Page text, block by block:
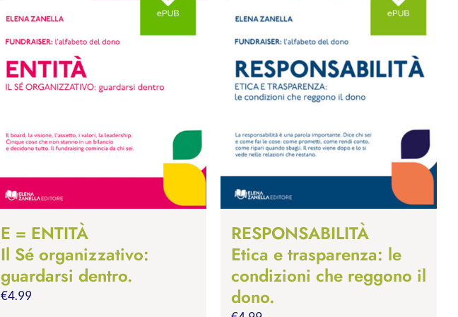
E = ENTITÀ
Il Sé organizzativo:
guardarsi dentro.
€4.99
RESPONSABILITÀ
Etica e trasparenza: le
condizioni che reggono il
dono.